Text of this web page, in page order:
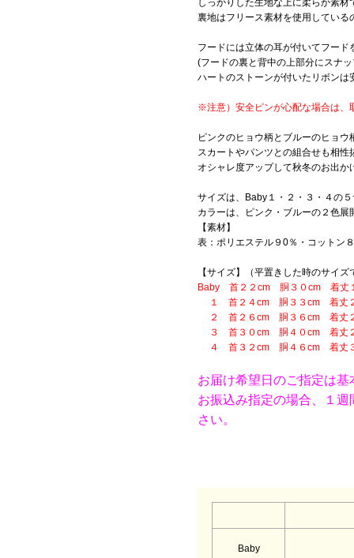
裏地はフリース素材を使用してい
フードには立体の耳が付いてフー
(フードの裏と背中の上部分にスナ
ハートのストーンが付いたリボン
※注意）安全ピンが心配な場合は、
ピンクのヒョウ柄とブルーのヒョ
スカートやパンツとの組合せも相
オシャレ度アップして秋冬のお出か
サイズは、Baby１・２・３・４の
カラーは、ピンク・ブルーの２色展
【素材】
表：ポリエステル９0％・コット
【サイズ】（平置きした時のサイズ
Baby 首２２cm 胴３０cm 着丈
１ 首２４cm 胴３３cm 着丈
２ 首２６cm 胴３６cm 着丈
３ 首３０cm 胴４０cm 着丈
４ 首３２cm 胴４６cm 着丈
お届け希望日のご指定は
お振込み指定の場合、１
さい。
Baby